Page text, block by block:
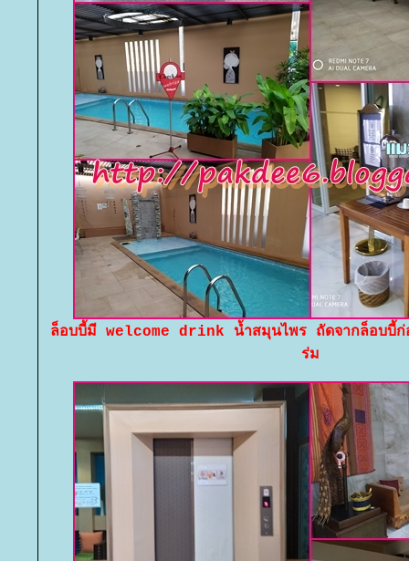
ล็อบบี้มี welcome drink น้ำสมุนไพร ถัดจากล็อบบี้ก่
ร่ม